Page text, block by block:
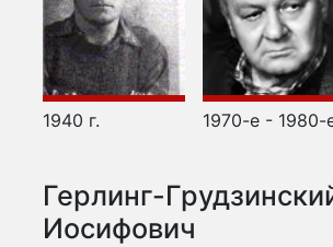
Герлинг-
Иосифович
1940 г. 1970-е - 1980-